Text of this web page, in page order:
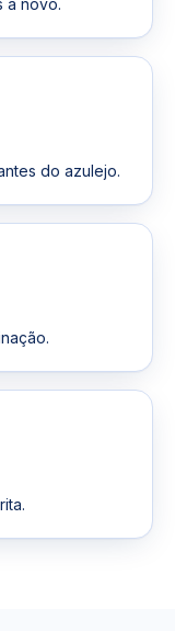
a novo.
do azulejo.